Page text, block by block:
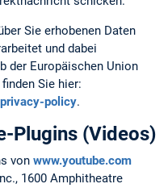
Sie erhobenen Daten
und dabei
der Europäischen Union
Sie hier:
policy.
Plugins (Videos)
von www.youtube.com
1600 Amphitheatre